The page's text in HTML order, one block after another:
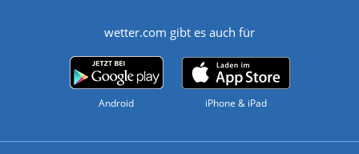
wetter.com gibt es auch für
Android iPhone & iPad